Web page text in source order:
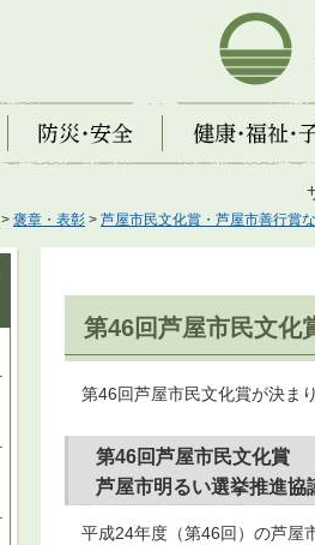
芦屋市
防災・安全 健康・福祉・子育て
> 褒章・表彰 > 芦屋市民文化賞・芦屋市善行賞
第46回芦屋市民文化
第46回芦屋市民文化賞が決ま
第46回芦屋市民文化賞
芦屋市明るい選挙推進協
平成24年度（第46回）の芦屋